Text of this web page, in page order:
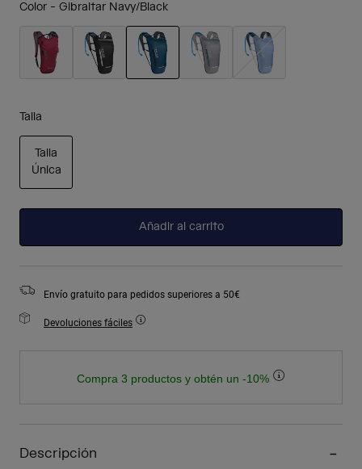
Color - Gibraltar Navy/Black
Talla
Talla
Única
Añadir al carrito
Envío gratuito para pedidos superiores a 50€
Devoluciones fáciles
Compra 3 productos y obtén un -10%
Descripción